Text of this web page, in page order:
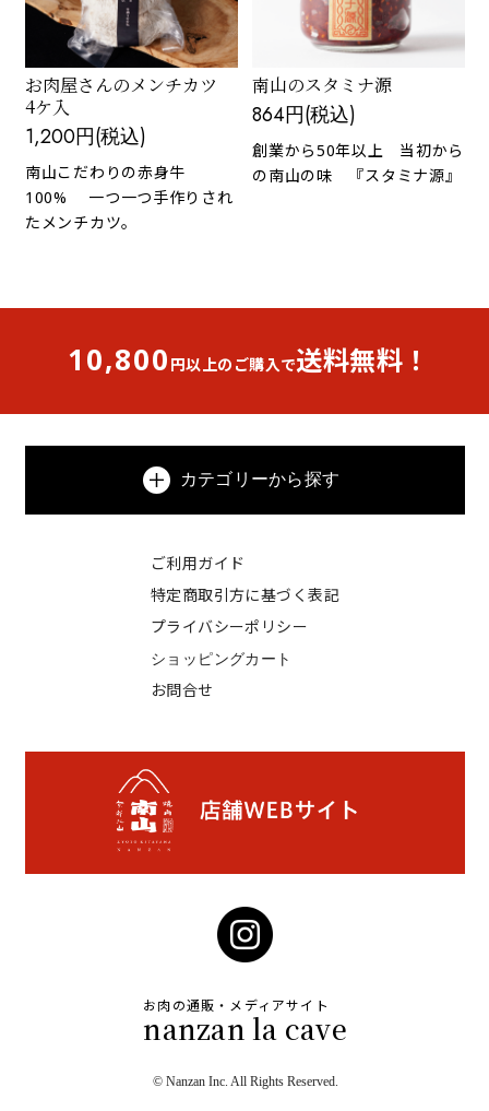
お肉屋さんのメンチカツ
4ケ入
1,200円(税込)
南山こだわりの赤身牛
100% 一つ一つ手作りされ
たメンチカツ。
南山のスタミナ源
864円(税込)
創業から50年以上 当初から
の南山の味 『スタミナ源』
10,800 円以上のご購入で送料無料！
カテゴリーから探す
ご利用ガイド
特定商取引方に基づく表記
プライバシーポリシー
ショッピングカート
お問合せ
お肉の通販・メディアサイト
nanzan la cave
© Nanzan Inc. All Rights Reserved.